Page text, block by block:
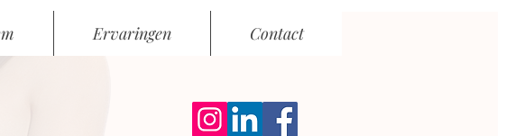
Ervaringen Contact